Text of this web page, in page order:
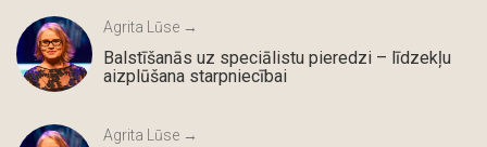
Agrita Lūse →
Balstīšanās uz speciālistu pieredzi – līdzekļu
aizplūšana starpniecībai
Agrita Lūse →